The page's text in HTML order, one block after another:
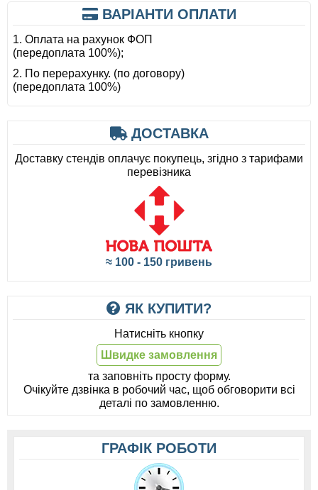
ВАРІАНТИ ОПЛАТИ
1. Оплата на рахунок ФОП
(передоплата 100%);
2. По перерахунку. (по договору)
(передоплата 100%)
ДОСТАВКА
Доставку стендів оплачує покупець, згідно з тарифами
перевізника
≈ 100 - 150 гривень
ЯК КУПИТИ?
Натисніть кнопку
Швидке замовлення
та заповніть просту форму.
Очікуйте дзвінка в робочий час, щоб обговорити всі
деталі по замовленню.
ГРАФІК РОБОТИ